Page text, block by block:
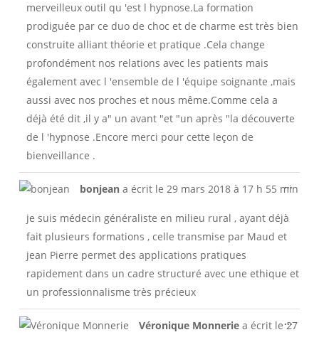
merveilleux outil qu 'est l hypnose.La formation
prodiguée par ce duo de choc et de charme est très bien
construite alliant théorie et pratique .Cela change
profondément nos relations avec les patients mais
également avec l 'ensemble de l 'équipe soignante ,mais
aussi avec nos proches et nous même.Comme cela a
déjà été dit ,il y a" un avant "et "un après "la découverte
de l 'hypnose .Encore merci pour cette leçon de
bienveillance .
bonjean a écrit le 29 mars 2018 à 17 h 55 min
je suis médecin généraliste en milieu rural , ayant déjà
fait plusieurs formations , celle transmise par Maud et
jean Pierre permet des applications pratiques
rapidement dans un cadre structuré avec une ethique et
un professionnalisme très précieux
...
cette
Véronique Monnerie a écrit le27
...
cette